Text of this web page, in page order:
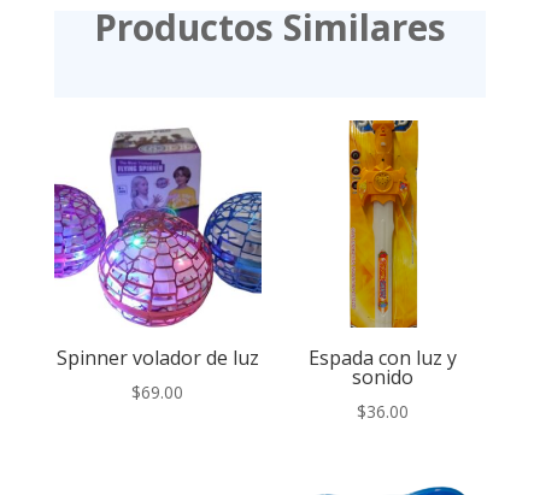
Productos Similares
Spinner volador de luz
$69.00
Espada con luz y
sonido
$36.00